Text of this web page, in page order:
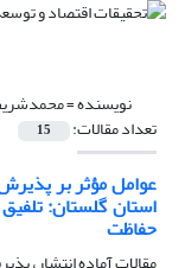
نویسنده =
تعداد مقالات: 15
عوامل مؤثر بر
استان گلستان:
حفاظت